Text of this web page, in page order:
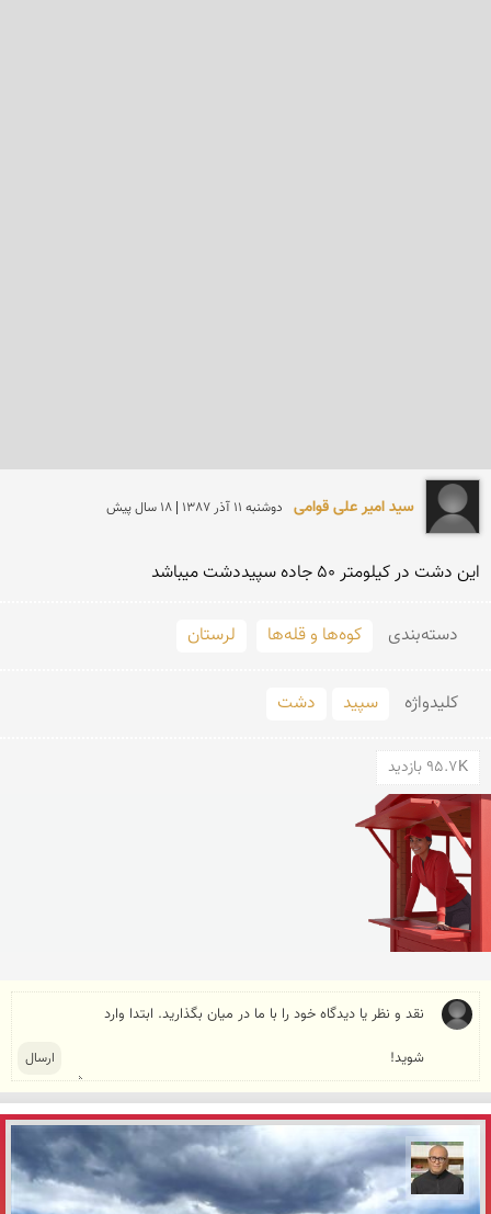
سید امیر علی قوامی دوشنبه 11 آذر 1387 | 18 سال پیش
این دشت در کیلومتر 50 جاده سپیددشت میباشد
دسته‌بندی کوه‌ها و قله‌ها لرستان
کلید‌واژه سپید دشت
95.7K بازدید
مازیار ذاکری